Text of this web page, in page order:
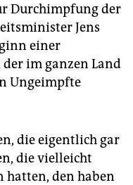
Durchimpfung der
Jens
einer
im ganzen Land
Ungeimpfte
die eigentlich gar
die vielleicht
hatten, den haben